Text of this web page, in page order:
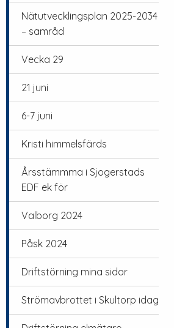
Nätutvecklingsplan 2025-2034
– samråd
Vecka 29
21 juni
6-7 juni
Kristi himmelsfärds
Årsstämmma i Sjogerstads
EDF ek för
Valborg 2024
Påsk 2024
Driftstörning mina sidor
Strömavbrottet i Skultorp idag